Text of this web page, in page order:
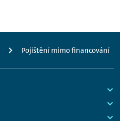
Pojištění mimo financování